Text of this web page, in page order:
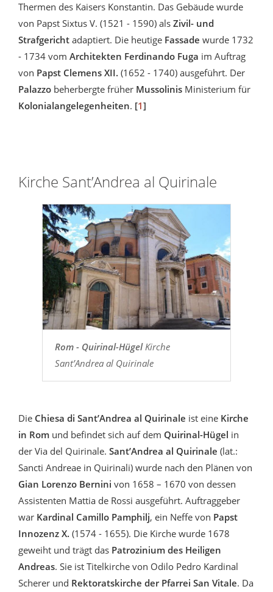
Thermen des Kaisers Konstantin. Das Gebäude wurde
von Papst Sixtus V. (1521 - 1590) als Zivil- und
Strafgericht adaptiert. Die heutige Fassade wurde 1732
- 1734 vom Architekten Ferdinando Fuga im Auftrag
von Papst Clemens XII. (1652 - 1740) ausgeführt. Der
Palazzo beherbergte früher Mussolinis Ministerium für
Kolonialangelegenheiten. [1]
Kirche Sant’Andrea al Quirinale
Rom - Quirinal-HügelKirche
Sant’Andrea al Quirinale
Die Chiesa di Sant’Andrea al Quirinale ist eine Kirche
in Rom und befindet sich auf dem Quirinal-Hügel in
der Via del Quirinale. Sant’Andrea al Quirinale (lat.:
Sancti Andreae in Quirinali) wurde nach den Plänen von
Gian Lorenzo Bernini von 1658 – 1670 von dessen
Assistenten Mattia de Rossi ausgeführt. Auftraggeber
war Kardinal Camillo Pamphilj, ein Neffe von Papst
Innozenz X. (1574 - 1655). Die Kirche wurde 1678
geweiht und trägt das Patrozinium des Heiligen
Andreas. Sie ist Titelkirche von Odilo Pedro Kardinal
Scherer und Rektoratskirche der Pfarrei San Vitale. Da